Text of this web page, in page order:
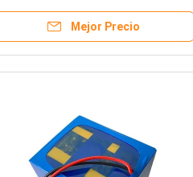
Mejor Precio